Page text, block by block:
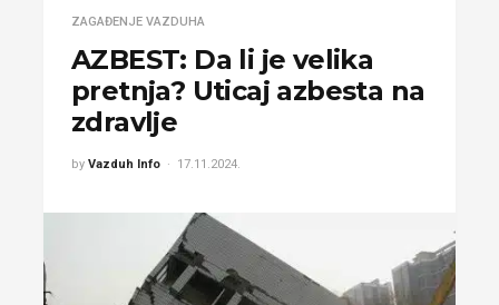
ZAGAĐENJE VAZDUHA
AZBEST: Da li je velika
pretnja? Uticaj azbesta na
zdravlje
by Vazduh Info 17.11.2024.